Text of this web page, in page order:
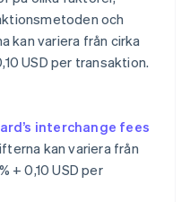
och
kan variera från cirka
USD per transaktion.
interchange fees
kan variera från
+ 0,10 USD per